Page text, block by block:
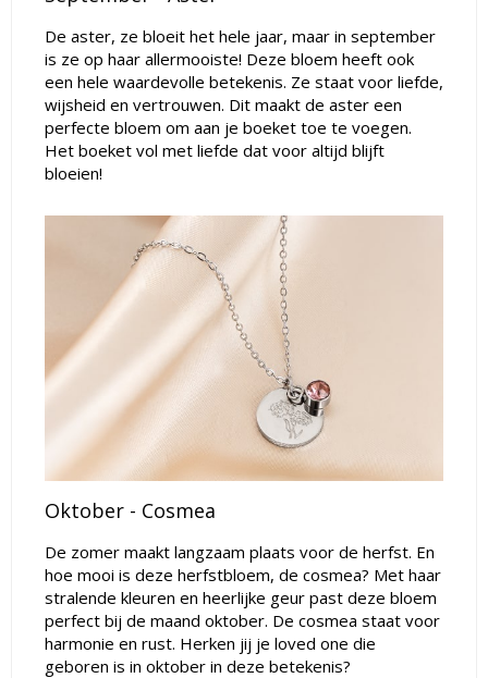
De aster, ze bloeit het hele jaar, maar in september
is ze op haar allermooiste! Deze bloem heeft ook
een hele waardevolle betekenis. Ze staat voor liefde,
wijsheid en vertrouwen. Dit maakt de aster een
perfecte bloem om aan je boeket toe te voegen.
Het boeket vol met liefde dat voor altijd blijft
bloeien!
Oktober - Cosmea
De zomer maakt langzaam plaats voor de herfst. En
hoe mooi is deze herfstbloem, de cosmea? Met haar
stralende kleuren en heerlijke geur past deze bloem
perfect bij de maand oktober. De cosmea staat voor
harmonie en rust. Herken jij je loved one die
geboren is in oktober in deze betekenis?